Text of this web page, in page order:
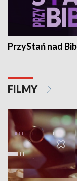
PrzyStań nad
FILMY